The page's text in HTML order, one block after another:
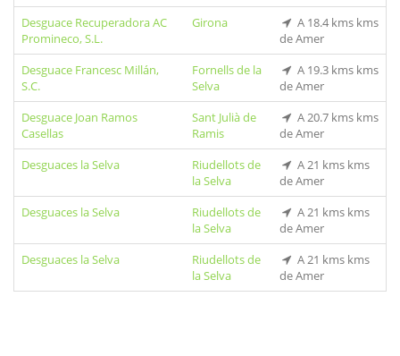
Desguace Recuperadora AC
Promineco, S.L.
Girona
A 18.4 kms kms
de Amer
Desguace Francesc Millán,
S.C.
Fornells de la
Selva
A 19.3 kms kms
de Amer
Desguace Joan Ramos
Casellas
Sant Julià de
Ramis
A 20.7 kms kms
de Amer
Desguaces la Selva
Riudellots de
la Selva
A 21 kms kms
de Amer
Desguaces la Selva
Riudellots de
la Selva
A 21 kms kms
de Amer
Desguaces la Selva
Riudellots de
la Selva
A 21 kms kms
de Amer